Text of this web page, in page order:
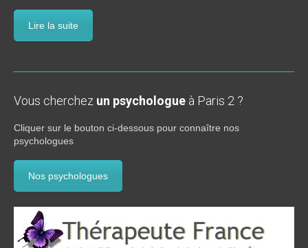
Lire la suite
Vous cherchez un psychologue à Paris 2 ?
Cliquer sur le bouton ci-dessous pour connaître nos
psychologues
Nos psychologues